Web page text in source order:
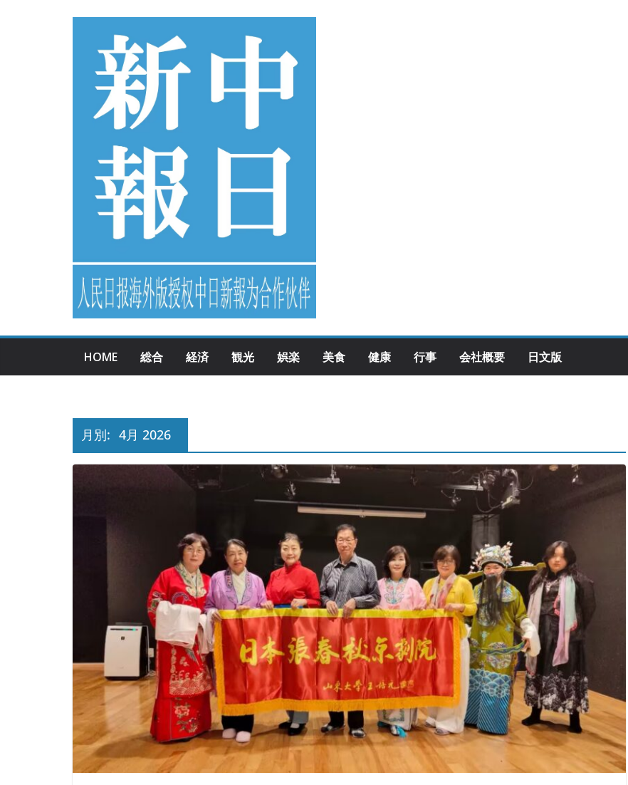
HOME 総合 経済 観光 娯楽 美食 健康 行事 会社概要 日文版
月別: 4月 2026